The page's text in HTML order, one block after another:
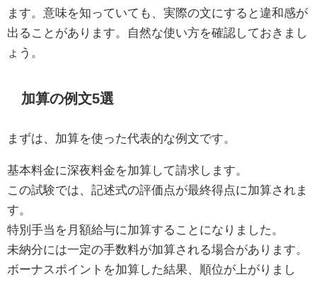
ます。意味を知っていても、実際の文にすると違和感が
出ることがあります。自然な使い方を確認しておきまし
ょう。
加算の例文5選
まずは、加算を使った代表的な例文です。
基本料金に深夜料金を加算して請求します。
この試験では、記述式の評価点が最終得点に加算されま
す。
特別手当を月額給与に加算することになりました。
未納分には一定の手数料が加算される場合があります。
ボーナスポイントを加算した結果、順位が上がりまし